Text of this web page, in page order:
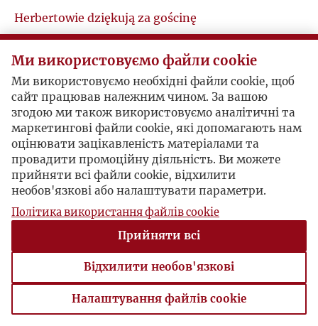
M
O
R
S
Herbertowie dziękują za gościnę
Paryż, 1986-03-16 , Zbigniew Herbert
„...Najechaliśmy cichy zameczek Pana jak Tatarzy i
opuściliśmy bez pożegnania jak Tatarowie...
Wspominamy także z wdzięcznością pracowitą
ciszę i atmosferę przyjazną domu, w którym było
nam dobrze, po prostu dobrze i bezpieczenie...”
Ми використовуємо файли cookie
Ми використовуємо необхідні файли cookie, щоб
сайт працював належним чином. За вашою
згодою ми також використовуємо аналітичні та
маркетингові файли cookie, які допомагають нам
оцінювати зацікавленість матеріалами та
провадити промоційну діяльність. Ви можете
прийняти всі файли cookie, відхилити
необов'язкові або налаштувати параметри.
Політика використання файлів cookie
Прийняти всі
Відхилити необов'язкові
Налаштування файлів cookie
Налаштування файлів cookie